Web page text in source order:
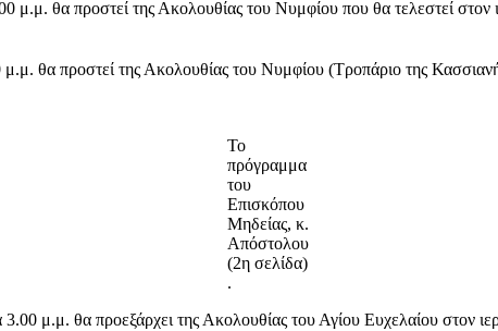
μ.μ. θα προστεί της Ακολουθίας του Νυμφίου που θα τελεστεί
θα προστεί της Ακολουθίας του Νυμφίου (Τροπάριο της
Το
πρόγραμμα
του
Επισκόπου
Μηδείας, κ.
Απόστολου
(2η σελίδα)
.
μ.μ. θα προεξάρχει της Ακολουθίας του Αγίου Ευχελαίου